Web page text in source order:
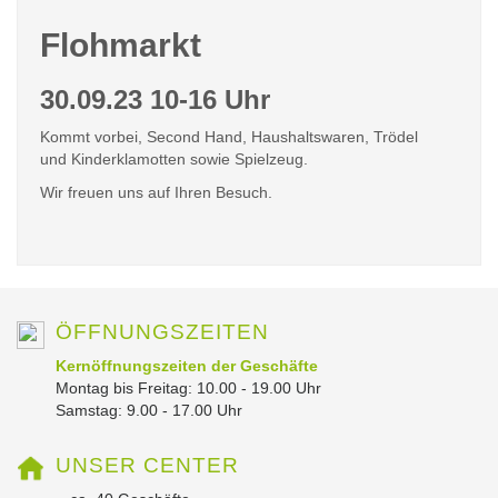
Flohmarkt
30.09.23 10-16 Uhr
Kommt vorbei, Second Hand, Haushaltswaren, Trödel
und Kinderklamotten sowie Spielzeug.
Wir freuen uns auf Ihren Besuch.
ÖFFNUNGSZEITEN
Kernöffnungszeiten der Geschäfte
Montag bis Freitag: 10.00 - 19.00 Uhr
Samstag: 9.00 - 17.00 Uhr
UNSER CENTER